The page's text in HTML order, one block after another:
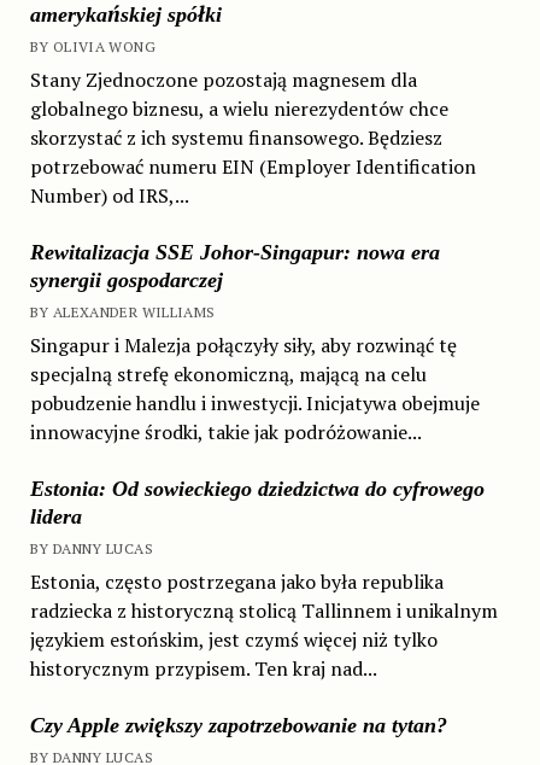
amerykańskiej spółki
BY OLIVIA WONG
Stany Zjednoczone pozostają magnesem dla
globalnego biznesu, a wielu nierezydentów chce
skorzystać z ich systemu finansowego. Będziesz
potrzebować numeru EIN (Employer Identification
Number) od IRS,...
Rewitalizacja SSE Johor-Singapur: nowa era
synergii gospodarczej
BY ALEXANDER WILLIAMS
Singapur i Malezja połączyły siły, aby rozwinąć tę
specjalną strefę ekonomiczną, mającą na celu
pobudzenie handlu i inwestycji. Inicjatywa obejmuje
innowacyjne środki, takie jak podróżowanie...
Estonia: Od sowieckiego dziedzictwa do cyfrowego
lidera
BY DANNY LUCAS
Estonia, często postrzegana jako była republika
radziecka z historyczną stolicą Tallinnem i unikalnym
językiem estońskim, jest czymś więcej niż tylko
historycznym przypisem. Ten kraj nad...
Czy Apple zwiększy zapotrzebowanie na tytan?
BY DANNY LUCAS